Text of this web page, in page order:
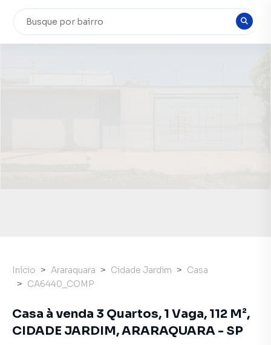
Início Araraquara Cidade Jardim
Casa
CA6440_COMP
Casa à venda 3 Quartos, 1 Vaga, 112 M²,
CIDADE JARDIM, ARARAQUARA - SP